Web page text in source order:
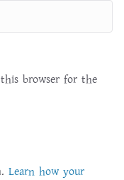
browser for the
Learn how your